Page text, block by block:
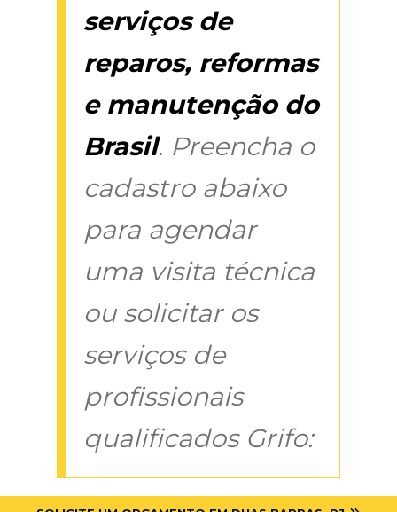
serviços de
reparos, reformas
e manutenção do
Brasil. Preencha o
cadastro abaixo
para agendar
uma visita técnica
ou solicitar os
serviços de
profissionais
qualificados Grifo: